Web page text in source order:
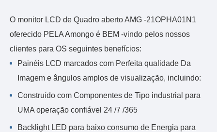
O monitor LCD de Quadro aberto AMG -21OPHA01N1
oferecido PELA Amongo é BEM -vindo pelos nossos
clientes para OS seguintes benefícios:
Painéis LCD marcados com Perfeita qualidade Da
Imagem e ângulos amplos de visualização, incluindo:
Construído com Componentes de Tipo industrial para
UMA operação confiável 24 /7 /365
Backlight LED para baixo consumo de Energia para